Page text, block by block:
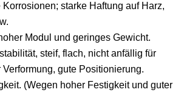
starke Haftung auf Harz,
Modul und geringes Gewicht.
steif, flach, nicht anfällig für
gute Positionierung.
(Wegen hoher Festigkeit und guter